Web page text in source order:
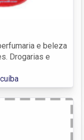
e beleza
Drogarias e